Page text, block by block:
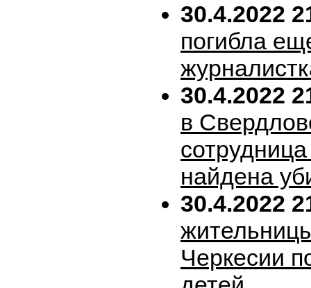
30.4.2022
погибла
30.4.2022
в
найдена
30.4.2022
Черкесии